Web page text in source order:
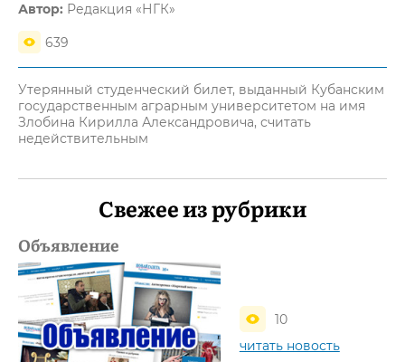
Автор: Редакция «НГК»
639
Утерянный студенческий билет, выданный Кубанским
государственным аграрным университетом на имя
Злобина Кирилла Александровича, считать
недействительным
Свежее из рубрики
Объявление
10
читать новость